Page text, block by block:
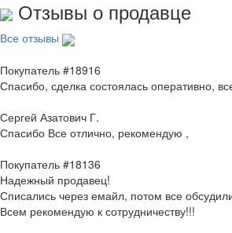
Отзывы о продавце
Все отзывы
Покупатель #18916
Спасибо, сделка состоялась оперативно,
Сергей Азатович Г.
Спасибо Все отлично, рекомендую ,
Покупатель #18136
Надежный продавец!
Списались через емайл, потом все
Всем рекомендую к сотрудничеству!!!